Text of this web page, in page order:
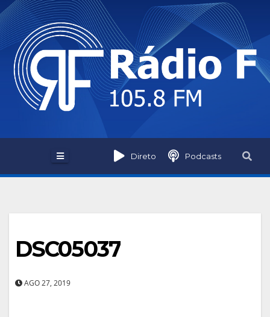
Skip
to
content
Direto Podcasts
DSC05037
AGO 27, 2019